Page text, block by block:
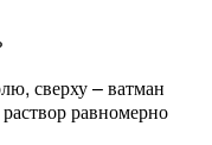
сверху – ватман
равномерно